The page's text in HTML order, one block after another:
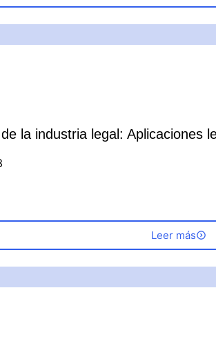
la industria legal: Aplicaciones
Leer más